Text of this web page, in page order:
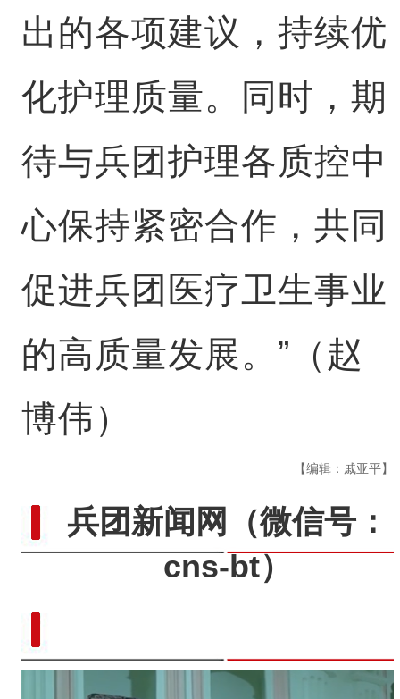
出的各项建议，持续优
化护理质量。同时，期
待与兵团护理各质控中
心保持紧密合作，共同
促进兵团医疗卫生事业
的高质量发展。”（赵
博伟）
【编辑：戚亚平】
兵团新闻网
（微信号：
cns-bt）